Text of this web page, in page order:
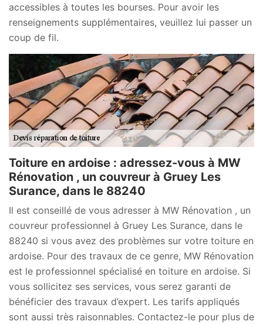
accessibles à toutes les bourses. Pour avoir les
renseignements supplémentaires, veuillez lui passer un
coup de fil.
Toiture en ardoise : adressez-vous à MW
Rénovation , un couvreur à Gruey Les
Surance, dans le 88240
Il est conseillé de vous adresser à MW Rénovation , un
couvreur professionnel à Gruey Les Surance, dans le
88240 si vous avez des problèmes sur votre toiture en
ardoise. Pour des travaux de ce genre, MW Rénovation
est le professionnel spécialisé en toiture en ardoise. Si
vous sollicitez ses services, vous serez garanti de
bénéficier des travaux d’expert. Les tarifs appliqués
sont aussi très raisonnables. Contactez-le pour plus de